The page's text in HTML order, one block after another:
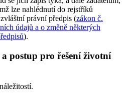
lze nahlédnutí do rejstříků
právní předpis (zákon č.
údajů a o změně některých
).
postup pro řešení životní